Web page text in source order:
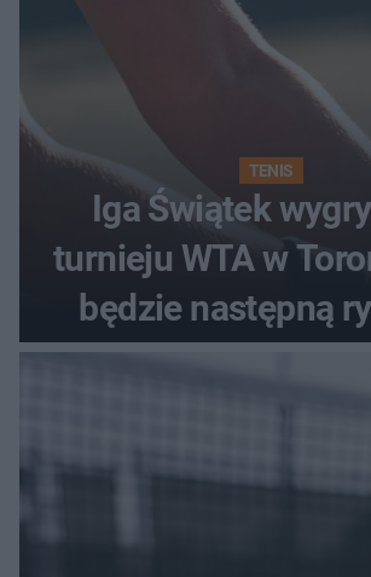
TENIS
Iga Świątek
turnieju WTA w
będzie następną